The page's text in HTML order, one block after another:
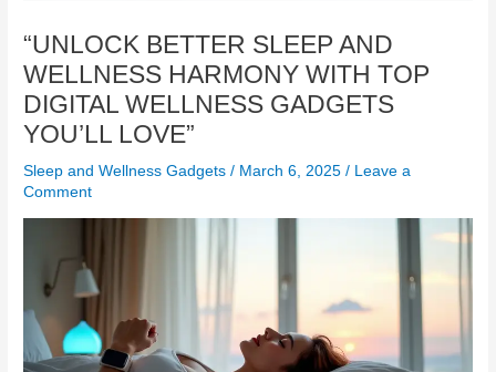
“UNLOCK BETTER SLEEP AND
WELLNESS HARMONY WITH TOP
DIGITAL WELLNESS GADGETS
YOU’LL LOVE”
Sleep and Wellness Gadgets / March 6, 2025/ Leave a
Comment